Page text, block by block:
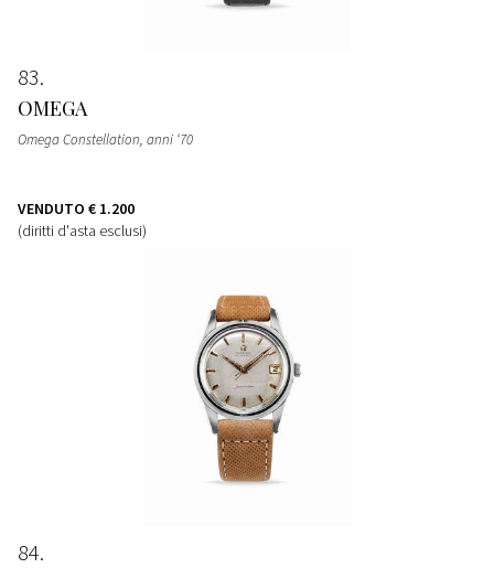
83
OMEGA
Omega Constellation, anni ‘70
VENDUTO € 1.200
(diritti d'asta esclusi)
84